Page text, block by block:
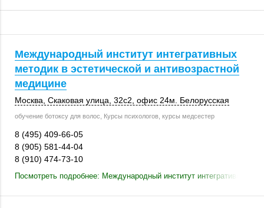
Международный институт интегративных
методик в эстетической и антивозрастной
медицине
Москва Скаковая улица 32с2 , офис 24м. Белорусская
обучение ботоксу для волос, Курсы психологов, курсы медсестер
8 (495) 409-66-05
8 (905) 581-44-04
8 (910) 474-73-10
Посмотреть подробнее: Международный институт интегративных